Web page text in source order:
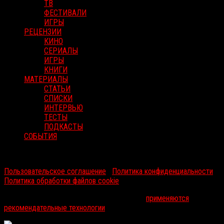
ТВ
ФЕСТИВАЛИ
ИГРЫ
РЕЦЕНЗИИ
КИНО
СЕРИАЛЫ
ИГРЫ
КНИГИ
МАТЕРИАЛЫ
СТАТЬИ
СПИСКИ
ИНТЕРВЬЮ
ТЕСТЫ
ПОДКАСТЫ
СОБЫТИЯ
Пользовательское соглашение
Политика конфиденциальности
Политика обработки файлов cookie
применяются
рекомендательные технологии